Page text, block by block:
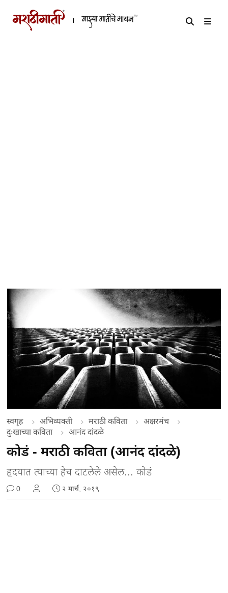
स्वगृह अभिव्यक्ती मराठी कविता
अक्षरमंच
दुःखाच्या कविता
आनंद दांदळे
कोडं - मराठी कविता (आनंद दांदळे)
हृदयात त्याच्या हेच दाटलेले असेल... कोडं
0 २ मार्च, २०१९